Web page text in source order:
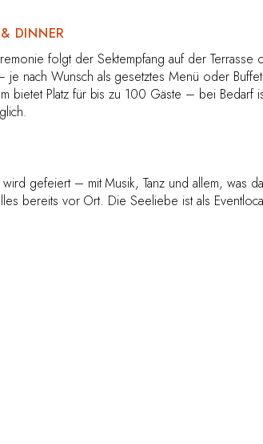
DINNER
folgt der Sektempfang auf der Terrasse
je nach Wunsch als gesetztes Menü oder
bietet Platz für bis zu 100 Gäste – bei
wird gefeiert – mit Musik, Tanz und allem, was
bereits vor Ort. Die Seeliebe ist als